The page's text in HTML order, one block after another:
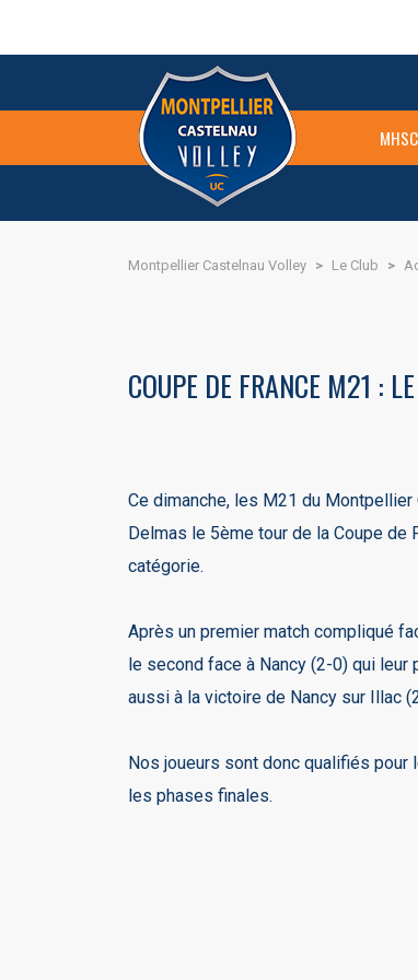
Montpellier Castelnau Volley > Le Club >
COUPE DE FRANCE M21 :
Ce dimanche, les M21 du
Delmas le 5ème tour de la Coupe de
catégorie.
Après un premier match compliqué
le second face à Nancy (2-0) qui
aussi à la victoire de Nancy sur Illac
Nos joueurs sont donc qualifiés pour
les phases finales.